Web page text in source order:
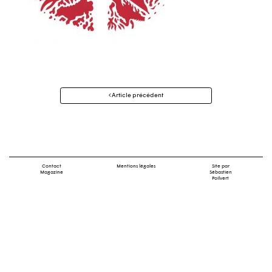
Navigation
Article précédent
Contact
Magazine
Mentions légales
Site par
Sébastien
Poilvert